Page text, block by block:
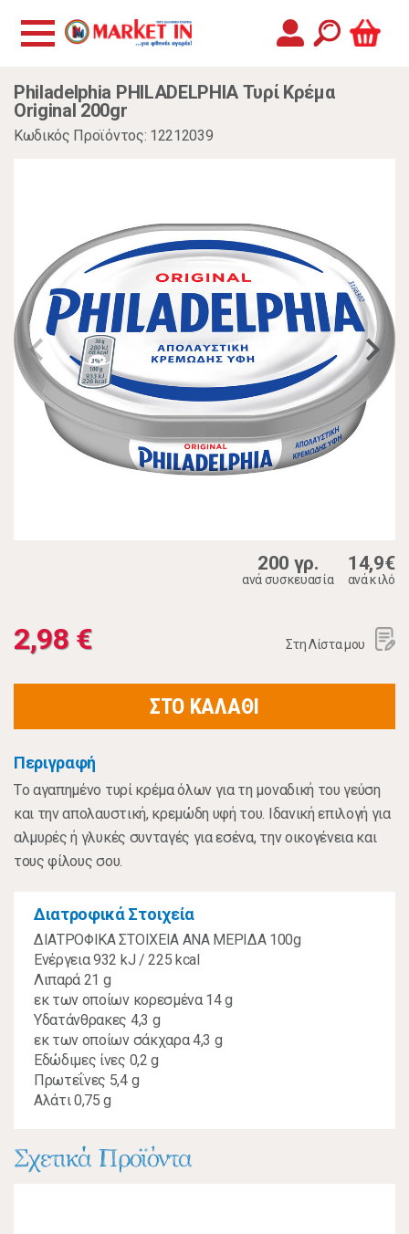
Philadelphia PHILADELPHIA Τυρί Κρέμα
Original 200gr
Κωδικός Προϊόντος: 12212039
200 γρ.
ανά συσκευασία
14,9€
ανά κιλό
2,98 € Στη Λίστα μου
ΣΤΟ ΚΑΛΑΘΙ
Περιγραφή
Tο αγαπημένο τυρί κρέμα όλων για τη μοναδική του γεύση
και την απολαυστική, κρεμώδη υφή του. Ιδανική επιλογή για
αλμυρές ή γλυκές συνταγές για εσένα, την οικογένεια και
τους φίλους σου.
Διατροφικά Στοιχεία
ΔΙΑΤΡΟΦΙΚΑ ΣΤΟΙΧΕΙΑ ΑΝΑ ΜΕΡΙΔΑ 100g
Ενέργεια 932 kJ / 225 kcal
Λιπαρά 21 g
εκ των οποίων κορεσμένα 14 g
Υδατάνθρακες 4,3 g
εκ των οποίων σάκχαρα 4,3 g
Εδώδιμες ίνες 0,2 g
Πρωτεΐνες 5,4 g
Αλάτι 0,75 g
Σχετικά Προϊόντα